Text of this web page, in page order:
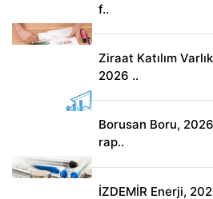
f..
Ziraat Katılım
2026 ..
Borusan Boru,
rap..
İZDEMİR Enerji,